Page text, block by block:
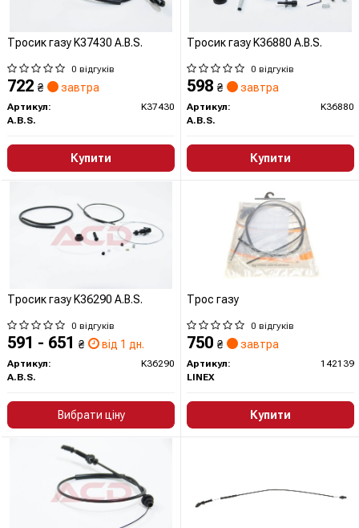
Тросик газу K37430 A.B.S.
0 відгуків
722 ₴ завтра
Артикул:
K37430
A.B.S.
Купити
Тросик газу K36880 A.B.S.
0 відгуків
598 ₴ завтра
Артикул:
K36880
A.B.S.
Купити
Тросик газу K36290 A.B.S.
0 відгуків
591 - 651 ₴ від 1 дн.
Артикул:
K36290
A.B.S.
Вибрати ціну
Трос газу
0 відгуків
750 ₴ завтра
Артикул:
142139
LINEX
Купити